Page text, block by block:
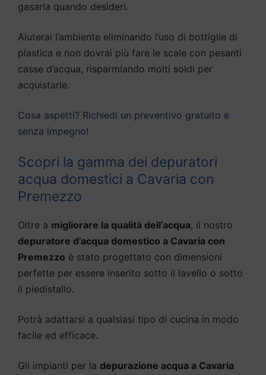
gasarla quando desideri.
Aiuterai l’ambiente eliminando l’uso di bottiglie di
plastica e non dovrai più fare le scale con pesanti
casse d’acqua, risparmiando molti soldi per
acquistarle.
Cosa aspetti? Richiedi un preventivo gratuito e
senza impegno!
Scopri la gamma dei depuratori
acqua domestici a Cavaria con
Premezzo
Oltre a migliorare la qualità dell’acqua, il nostro
depuratore d’acqua domestico a Cavaria con
Premezzo è stato progettato con dimensioni
perfette per essere inserito sotto il lavello o sotto
il piedistallo.
Potrà adattarsi a qualsiasi tipo di cucina in modo
facile ed efficace.
Gli impianti per la depurazione acqua a Cavaria